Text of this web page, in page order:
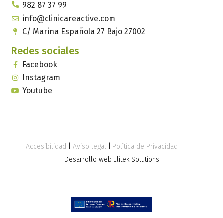
982 87 37 99
info@clinicareactive.com
C/ Marina Española 27 Bajo 27002
Redes sociales
Facebook
Instagram
Youtube
Accesibilidad Aviso legal
Política de Privacidad
Desarrollo web Elitek Solutions